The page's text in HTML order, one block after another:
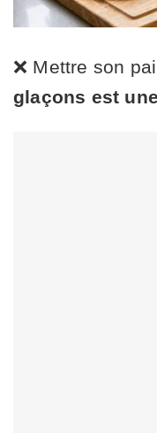
❌ Mettre son
glaçons est